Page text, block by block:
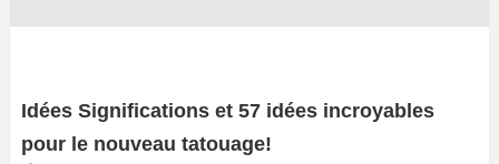
Idées Significations et 57 idées incroyables
pour le nouveau tatouage!